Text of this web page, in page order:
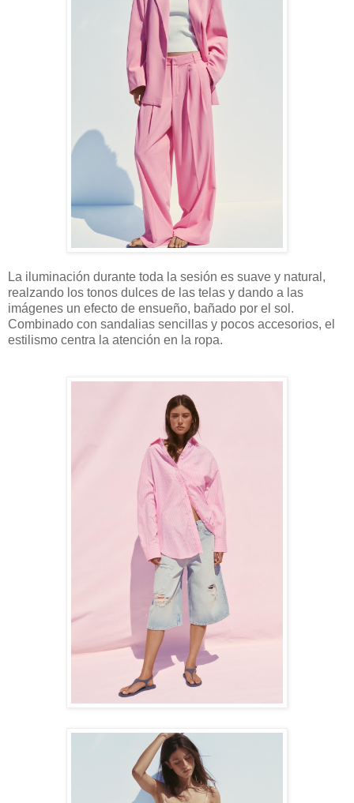
La iluminación durante toda la sesión es suave y natural,
realzando los tonos dulces de las telas y dando a las
imágenes un efecto de ensueño, bañado por el sol.
Combinado con sandalias sencillas y pocos accesorios, el
estilismo centra la atención en la ropa.